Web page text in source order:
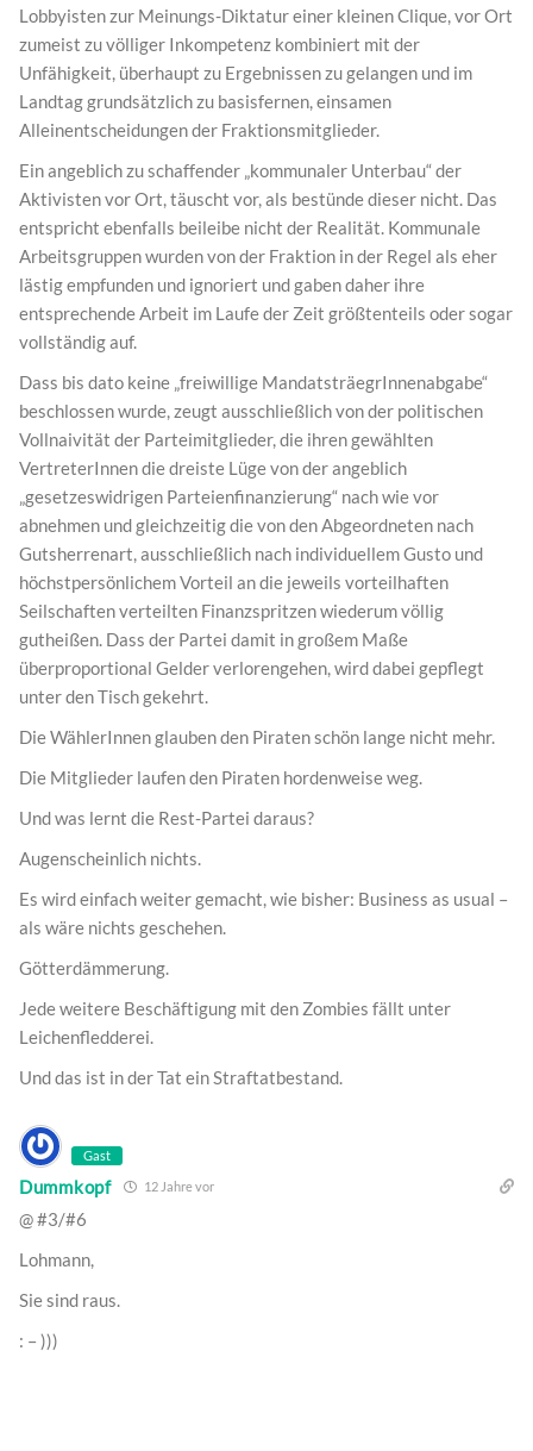
Lobbyisten zur Meinungs-Diktatur einer kleinen Clique, vor Ort
zumeist zu völliger Inkompetenz kombiniert mit der
Unfähigkeit, überhaupt zu Ergebnissen zu gelangen und im
Landtag grundsätzlich zu basisfernen, einsamen
Alleinentscheidungen der Fraktionsmitglieder.
Ein angeblich zu schaffender „kommunaler Unterbau“ der
Aktivisten vor Ort, täuscht vor, als bestünde dieser nicht. Das
entspricht ebenfalls beileibe nicht der Realität. Kommunale
Arbeitsgruppen wurden von der Fraktion in der Regel als eher
lästig empfunden und ignoriert und gaben daher ihre
entsprechende Arbeit im Laufe der Zeit größtenteils oder sogar
vollständig auf.
Dass bis dato keine „freiwillige MandatsträegrInnenabgabe“
beschlossen wurde, zeugt ausschließlich von der politischen
Vollnaivität der Parteimitglieder, die ihren gewählten
VertreterInnen die dreiste Lüge von der angeblich
„gesetzeswidrigen Parteienfinanzierung“ nach wie vor
abnehmen und gleichzeitig die von den Abgeordneten nach
Gutsherrenart, ausschließlich nach individuellem Gusto und
höchstpersönlichem Vorteil an die jeweils vorteilhaften
Seilschaften verteilten Finanzspritzen wiederum völlig
gutheißen. Dass der Partei damit in großem Maße
überproportional Gelder verlorengehen, wird dabei gepflegt
unter den Tisch gekehrt.
Die WählerInnen glauben den Piraten schön lange nicht mehr.
Die Mitglieder laufen den Piraten hordenweise weg.
Und was lernt die Rest-Partei daraus?
Augenscheinlich nichts.
Es wird einfach weiter gemacht, wie bisher: Business as usual –
als wäre nichts geschehen.
Götterdämmerung.
Jede weitere Beschäftigung mit den Zombies fällt unter
Leichenfledderei.
Und das ist in der Tat ein Straftatbestand.
Gast
Dummkopf 12 Jahre vor
@ #3/#6
Lohmann,
Sie sind raus.
: – )))